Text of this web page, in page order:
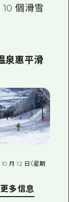
個滑雪
泉惠平滑
月 12 日（星期
多信息